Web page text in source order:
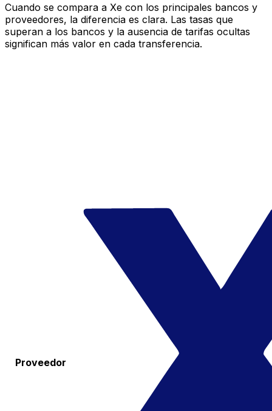
Cuando se compara a Xe con los principales bancos y
proveedores, la diferencia es clara. Las tasas que
superan a los bancos y la ausencia de tarifas ocultas
significan más valor en cada transferencia.
Proveedor